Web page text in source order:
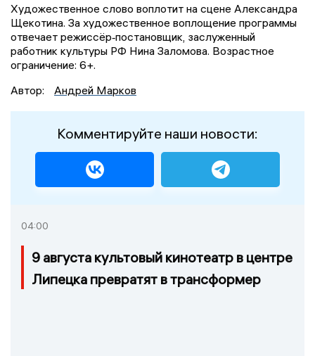
Художественное слово воплотит на сцене Александра
Щекотина. За художественное воплощение программы
отвечает режиссёр‑постановщик, заслуженный
работник культуры РФ Нина Заломова. Возрастное
ограничение: 6+.
Автор:
Андрей Марков
Комментируйте наши новости:
04:00
9 августа культовый кинотеатр в центре
Липецка превратят в трансформер